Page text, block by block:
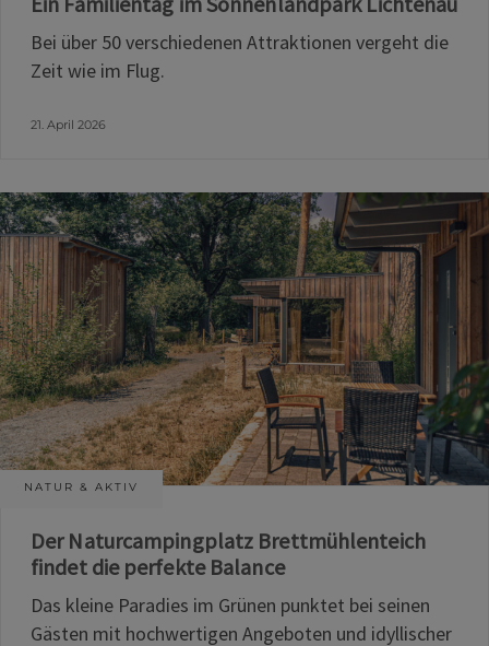
Bei über 50 verschiedenen Attraktionen vergeht die
Zeit wie im Flug.
21. April 2026
NATUR & AKTIV
Der Naturcampingplatz Brettmühlenteich
findet die perfekte Balance
Das kleine Paradies im Grünen punktet bei seinen
Gästen mit hochwertigen Angeboten und idyllischer